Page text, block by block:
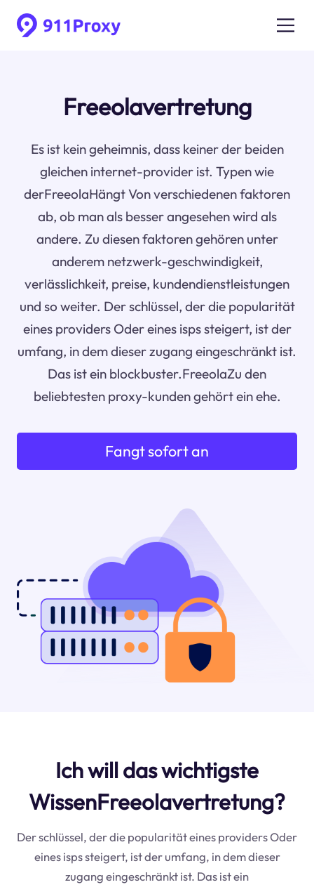
Freeolavertretung
Es ist kein geheimnis, dass keiner der beiden
gleichen internet-provider ist. Typen wie
derFreeolaHängt Von verschiedenen faktoren
ab, ob man als besser angesehen wird als
andere. Zu diesen faktoren gehören unter
anderem netzwerk-geschwindigkeit,
verlässlichkeit, preise, kundendienstleistungen
und so weiter. Der schlüssel, der die popularität
eines providers Oder eines isps steigert, ist der
umfang, in dem dieser zugang eingeschränkt ist.
Das ist ein blockbuster.FreeolaZu den
beliebtesten proxy-kunden gehört ein ehe.
Fangt sofort an
Ich will das wichtigste
WissenFreeolavertretung?
Der schlüssel, der die popularität eines providers Oder
eines isps steigert, ist der umfang, in dem dieser
zugang eingeschränkt ist. Das ist ein